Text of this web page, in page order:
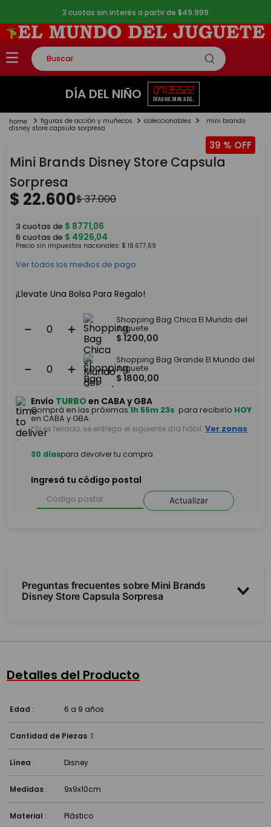
3 cuotas sin interés a partir de $49.999
Buscar
TÉRMINOS MÁS BUSCADOS
2.
lego
4.
monopatin
5. toy story
DÍA DEL NIÑO 07
DÍAS
13
HS.
55
MIN.
22
SEG.
figuras de acción y muñecos coleccionables mini brands
disney store capsula sorpresa
39 %
Mini Brands Disney Store Capsula
Sorpresa
$ 22.600$37.000
3 cuotas de $ 8771,06
6 cuotas de $ 4926,04
Precio sin impuestos nacionales: $ 18.677,69
Ver todos los medios de pago
¡Llevate Una Bolsa Para Regalo!
＋
－
Shopping Bag Chica El Mundo del
Juguete
$ 1200,00
＋
－
Shopping Bag Grande El Mundo del
Juguete
$ 1800,00
Envío TURBO en CABA y GBA
Comprá en las próximas1h 55m 23s para recibirlo HOY
en CABA y GBA.
*Si es feriado, se entrega el siguiente día hábil. Ver zonas
30 díaspara devolver tu compra
Ingresá tu código postal
Actualizar
Preguntas frecuentes sobre Mini Brands
Disney Store Capsula Sorpresa
¿A partir de qué edad es?
Detalles del Producto
Edad : 6 a 9 años
Cantidad de Piezas :1
Línea : Disney
Medidas : 9x9x10cm
Material : Plástico